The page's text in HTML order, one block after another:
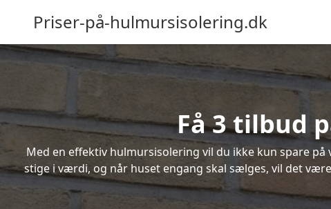
Priser-på-hulmursisolering.dk
Få 3 tilbud
Med en effektiv hulmursisolering vil du ikke kun spare
stige i værdi, og når huset engang skal sælges, vil det